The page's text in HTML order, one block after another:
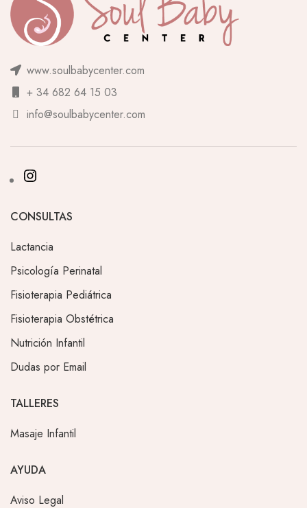
www.soulbabycenter.com
+ 34 682 64 15 03
info@soulbabycenter.com
CONSULTAS
Lactancia
Psicología Perinatal
Fisioterapia Pediátrica
Fisioterapia Obstétrica
Nutrición Infantil
Dudas por Email
TALLERES
Masaje Infantil
AYUDA
Aviso Legal